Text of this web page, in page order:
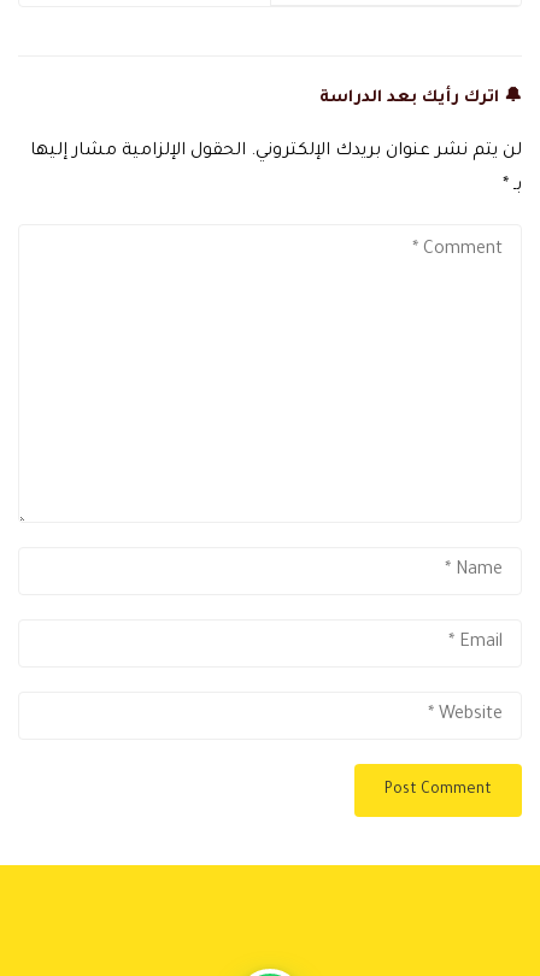
🔔 اترك رأيك بعد الدراسة
لن يتم نشر عنوان بريدك الإلكتروني. الحقول الإلزامية مشار إليها
بـ *